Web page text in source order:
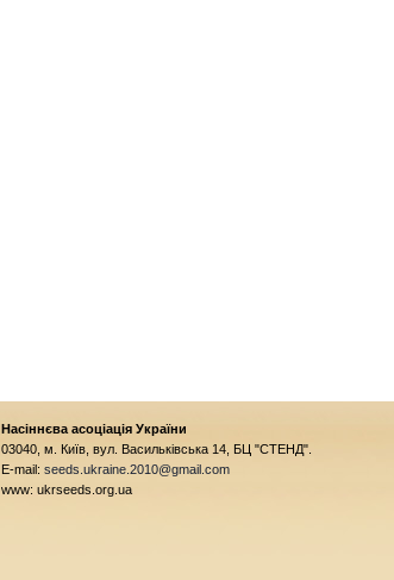
Насіннєва асоціація України
03040, м. Київ, вул. Васильківська 14, БЦ "СТЕНД".
E-mail: seeds.ukraine.2010@gmail.com
www: ukrseeds.org.ua